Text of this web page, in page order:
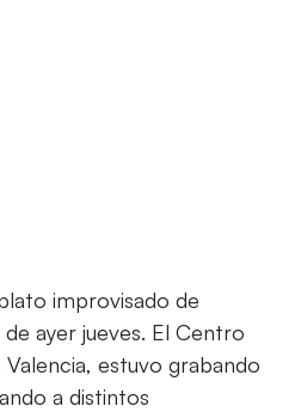
improvisado de
ayer jueves. El Centro
estuvo grabando
a distintos